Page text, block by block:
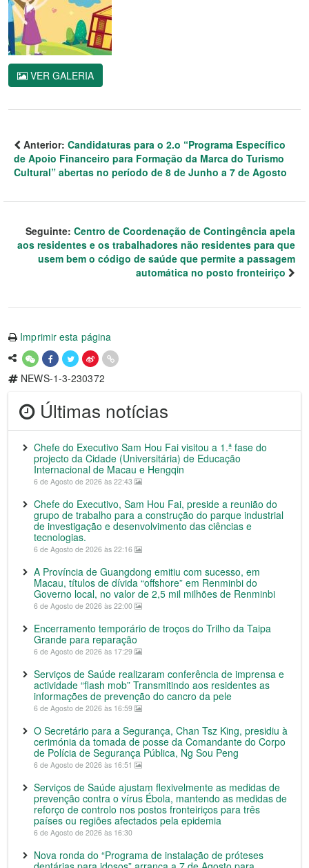
VER GALERIA
Anterior: Candidaturas para o 2.o “Programa Específico
de Apoio Financeiro para Formação da Marca do Turismo
Cultural” abertas no período de 8 de Junho a 7 de Agosto
Seguinte: Centro de Coordenação de Contingência apela
aos residentes e os trabalhadores não residentes para que
usem bem o código de saúde que permite a passagem
automática no posto fronteiriço
Imprimir esta página
NEWS-1-3-230372
Últimas notícias
Chefe do Executivo Sam Hou Fai visitou a 1.ª fase do
projecto da Cidade (Universitária) de Educação
Internacional de Macau e Hengqin
6 de Agosto de 2026 às 22:43
Chefe do Executivo, Sam Hou Fai, preside a reunião do
grupo de trabalho para a construção do parque industrial
de investigação e desenvolvimento das ciências e
tecnologias.
6 de Agosto de 2026 às 22:16
A Província de Guangdong emitiu com sucesso, em
Macau, títulos de dívida “offshore” em Renminbi do
Governo local, no valor de 2,5 mil milhões de Renminbi
6 de Agosto de 2026 às 22:00
Encerramento temporário de troços do Trilho da Taipa
Grande para reparação
6 de Agosto de 2026 às 17:29
Serviços de Saúde realizaram conferência de imprensa e
actividade “flash mob” Transmitindo aos residentes as
informações de prevenção do cancro da pele
6 de Agosto de 2026 às 16:59
O Secretário para a Segurança, Chan Tsz King, presidiu à
cerimónia da tomada de posse da Comandante do Corpo
de Polícia de Segurança Pública, Ng Sou Peng
6 de Agosto de 2026 às 16:51
Serviços de Saúde ajustam flexivelmente as medidas de
prevenção contra o vírus Ébola, mantendo as medidas de
reforço de controlo nos postos fronteiriços para três
países ou regiões afectados pela epidemia
6 de Agosto de 2026 às 16:30
Nova ronda do “Programa de instalação de próteses